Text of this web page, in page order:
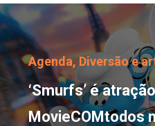
‘Smurfs’ é
Agenda,Diversão e
‘Smurfs’ é
MovieCOMtodos